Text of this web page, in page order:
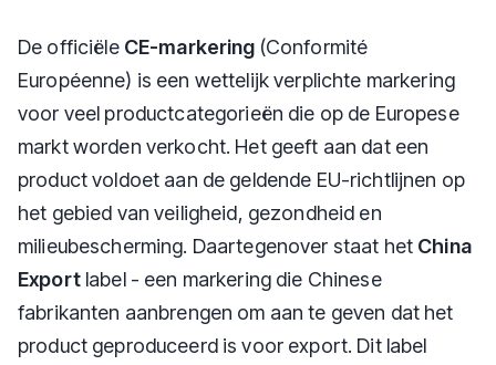
De officiële CE-markering (Conformité
Européenne) is een wettelijk verplichte markering
voor veel productcategorieën die op de Europese
markt worden verkocht. Het geeft aan dat een
product voldoet aan de geldende EU-richtlijnen op
het gebied van veiligheid, gezondheid en
milieubescherming. Daartegenover staat het China
Exportlabel - een markering die Chinese
fabrikanten aanbrengen om aan te geven dat het
product geproduceerd is voor export. Dit label